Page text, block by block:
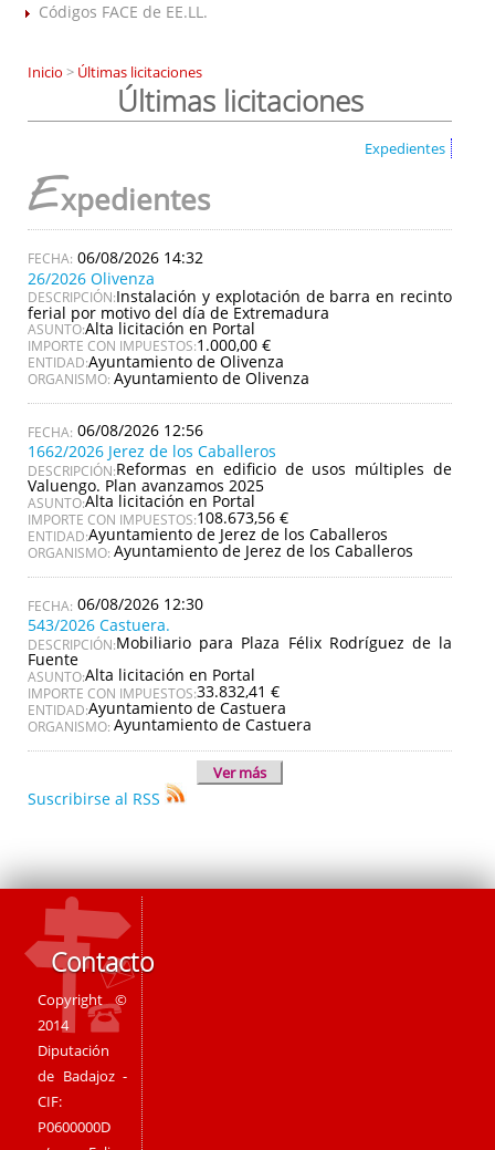
Códigos FACE de EE.LL.
Inicio > Últimas licitaciones
Últimas licitaciones
Expedientes
Expedientes
06/08/2026 14:32
26/2026 Olivenza
DESCRIPCIÓN:Instalación y explotación de barra en recinto
ferial por motivo del día de Extremadura
ASUNTO:Alta licitación en Portal
IMPORTE CON IMPUESTOS:1.000,00 €
ENTIDAD:Ayuntamiento de Olivenza
ORGANISMO: Ayuntamiento de Olivenza
06/08/2026 12:56
1662/2026 Jerez de los Caballeros
DESCRIPCIÓN:Reformas en edificio de usos múltiples de
Valuengo. Plan avanzamos 2025
ASUNTO:Alta licitación en Portal
IMPORTE CON IMPUESTOS:108.673,56 €
ENTIDAD:Ayuntamiento de Jerez de los Caballeros
ORGANISMO: Ayuntamiento de Jerez de los Caballeros
06/08/2026 12:30
543/2026 Castuera.
DESCRIPCIÓN:Mobiliario para Plaza Félix Rodríguez de la
Fuente
ASUNTO:Alta licitación en Portal
IMPORTE CON IMPUESTOS:33.832,41 €
ENTIDAD:Ayuntamiento de Castuera
ORGANISMO: Ayuntamiento de Castuera
Ver más
Suscribirse al RSS
Contacto
Copyright ©
2014
Diputación
de Badajoz -
CIF:
P0600000D